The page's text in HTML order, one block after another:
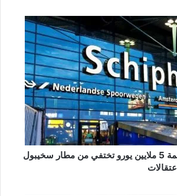
شحنة هواتف ذكية بقيمة 5 ملايين يورو تختفي من مطار سخيبول